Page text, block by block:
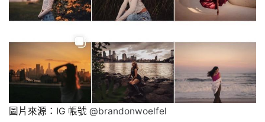
圖片來源：IG 帳號 @brandonwoelfel